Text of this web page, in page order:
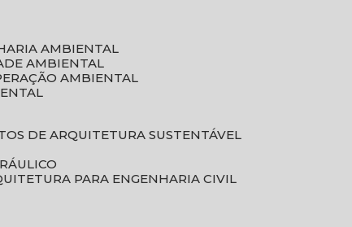
AMBIENTAL
AMBIENTAL
AMBIENTAL
DE ARQUITETURA SUSTENTÁVEL
PARA ENGENHARIA CIVIL